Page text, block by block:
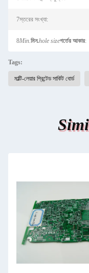
7স্তরের সংখ্যা:
8Min.মিন.hole sizeগর্তের আকার:
Tags:
মাল্টি-লেয়ার প্রিন্টেড সার্কিট বোর্ড